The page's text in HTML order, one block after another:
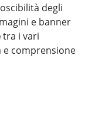
degli
e banner
tra i vari
comprensione